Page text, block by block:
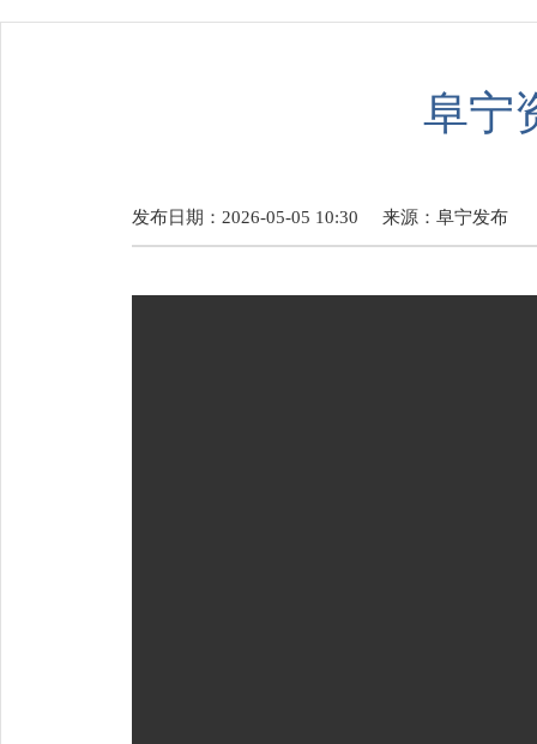
阜宁
发布日期：2026-05-05 10:30 来源： 阜宁发布